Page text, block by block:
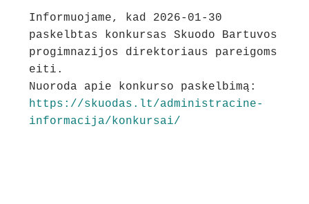
Informuojame, kad 2026-01-30
paskelbtas konkursas Skuodo Bartuvos
progimnazijos direktoriaus pareigoms
eiti.
Nuoroda apie konkurso paskelbimą:
https://skuodas.lt/administracine-
informacija/konkursai/